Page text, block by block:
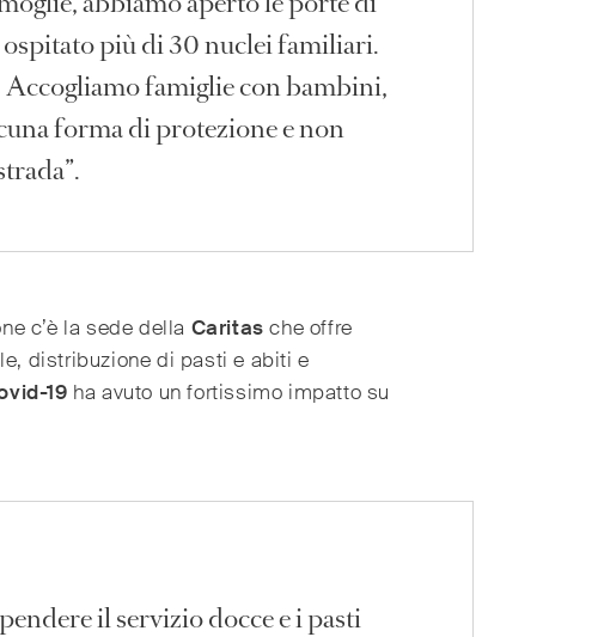
ospitato più di 30 nuclei familiari.
famiglie con bambini,
forma di protezione e non
c’è la sede della Caritas che offre
distribuzione di pasti e abiti e
19 ha avuto un fortissimo impatto su
il servizio docce e i pasti